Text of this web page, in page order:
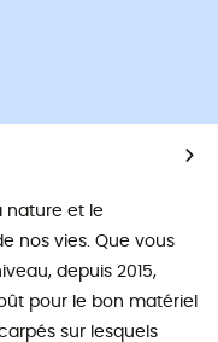
nature et le
nos vies. Que vous
depuis 2015,
pour le bon matériel
sur lesquels